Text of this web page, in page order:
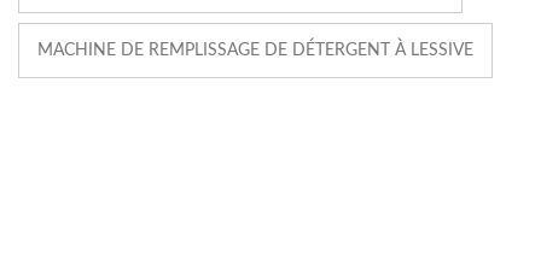
MACHINE DE REMPLISSAGE DE DÉTERGENT À LESSIVE